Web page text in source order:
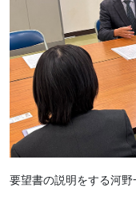
要望書の説明をする河